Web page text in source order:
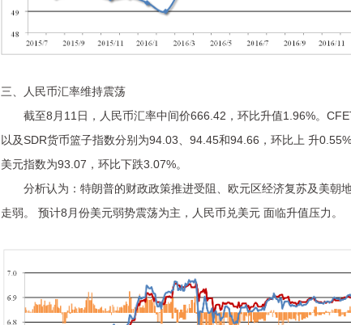
三、人民币汇率维持震荡
截至8月11日，人民币汇率中间价666.42，环比升值1.96%。
以及SDR货币篮子指数分别为94.03、94.45和94.66，环比上 升
美元指数为93.07，环比下跌3.07%。
分析认为：特朗普的财政政策推进受阻、欧元区经济复苏及美朝
走弱。 预计8月份美元弱势震荡为主，人民币兑美元 面临升值压力。